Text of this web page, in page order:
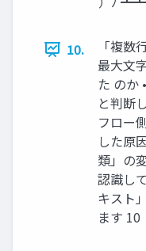
10.
「複数
最大文
た のか
と判断
フロー
した原
類」の
認識し
キスト
ます 10